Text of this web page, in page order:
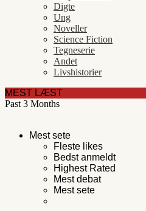
Digte
Ung
Noveller
Science Fiction
Tegneserie
Andet
Livshistorier
MEST LÆST
Past 3 Months
Mest sete
Fleste likes
Bedst anmeldt
Highest Rated
Mest debat
Mest sete